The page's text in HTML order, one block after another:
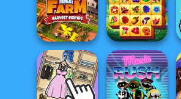
Wipe Insight
Master
Wild West Match
Idle Farm
Spring Tile
Master